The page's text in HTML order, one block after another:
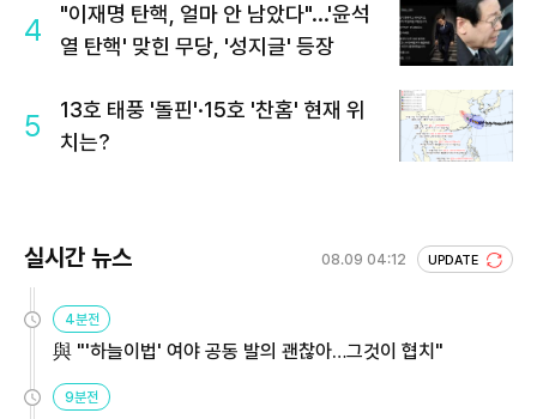
4
"이재명 탄핵, 얼마 안 남았다"...'윤석
열 탄핵' 맞힌 무당, '성지글' 등장
5
13호 태풍 '돌핀'·15호 '찬홈' 현재 위
치는?
실시간 뉴스 08.09 04:12 UPDATE
4분전
與 "'하늘이법' 여야 공동 발의 괜찮아…그것이 협치"
9분전